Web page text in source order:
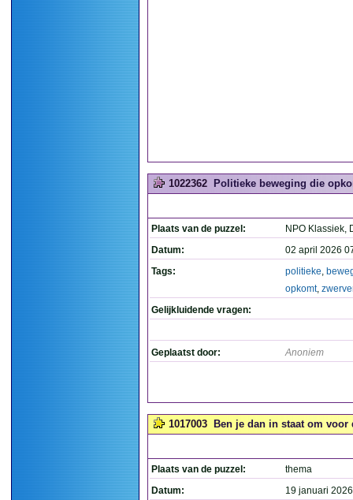
1022362 Politieke beweging die
Plaats van de puzzel:
NPO Klassiek,
Datum:
02 april 2026
Tags:
politieke,
opkomt,
Gelijkluidende vragen:
Geplaatst door: Anoniem
1017003 Ben je dan in staat om
Plaats van de puzzel:
thema
Datum:
19 januari